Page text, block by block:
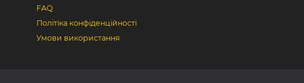
FAQ
Політіка конфіденційності
Умови використання